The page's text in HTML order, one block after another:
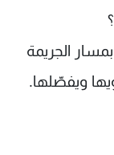
الجريمة
ويفصّلها.